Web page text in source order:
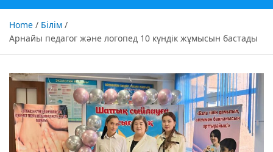
Home
Білім
Арнайы педагог және логопед 10 күндік жұмысын бастады